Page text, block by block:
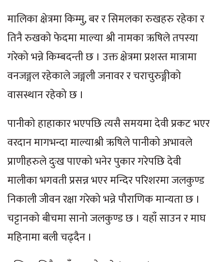
मालिका क्षेत्रमा किम्मु, बर र सिमलका रुखहरु रहेका र
तिनै रुखको फेदमा माल्या श्री नामका ऋषिले तपस्या
गरेको भन्ने किम्बदन्ती छ । उक्त क्षेत्रमा प्रशस्त मात्रामा
वनजङ्गल रहेकाले जङ्गली जनावर र चराचुरुङ्गीको
वासस्थान रहेको छ ।
पानीको हाहाकार भएपछि त्यसै समयमा देवी प्रकट भएर
वरदान मागभन्दा माल्याश्री ऋषिले पानीको अभावले
प्राणीहरुले दुःख पाएको भनेर पुकार गरेपछि देवी
मालीका भगवती प्रसन्न भएर मन्दिर परिशरमा जलकुण्ड
निकाली जीवन रक्षा गरेको भन्ने पौराणिक मान्यता छ ।
चट्टानको बीचमा सानो जलकुण्ड छ । यहाँ साउन र माघ
महिनामा बली चढ्दैन ।